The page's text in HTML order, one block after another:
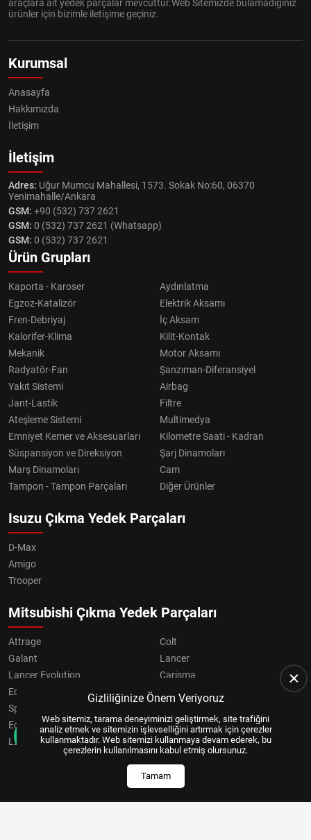
araçlara ait yedek parçalar mevcuttur.Web Sitemizde bulamadığınız
ürünler için bizimle iletişime geçiniz.
Kurumsal
Anasayfa
Hakkımızda
İletişim
İletişim
Adres: Uğur Mumcu Mahallesi, 1573. Sokak No:60, 06370
Yenimahalle/Ankara
GSM: +90 (532) 737 2621
GSM: 0 (532) 737 2621 (Whatsapp)
GSM: 0 (532) 737 2621
Ürün Grupları
Kaporta - Karoser
Aydınlatma
Egzoz-Katalizör
Elektrik Aksamı
Fren-Debriyaj
İç Aksam
Kalorifer-Klima
Kilit-Kontak
Mekanik
Motor Aksamı
Radyatör-Fan
Şanzıman-Diferansiyel
Yakıt Sistemi
Airbag
Jant-Lastik
Filtre
Ateşleme Sistemi
Multimedya
Emniyet Kemer ve Aksesuarları
Kilometre Saati - Kadran
Süspansiyon ve Direksiyon
Şarj Dinamoları
Marş Dinamoları
Cam
Tampon - Tampon Parçaları
Diğer Ürünler
Isuzu Çıkma Yedek Parçaları
D-Max
Amigo
Trooper
Mitsubishi Çıkma Yedek Parçaları
Attrage
Colt
Galant
Lancer
Lancer Evolution
Carisma
Eclipse
Grandis
Space Star
Eclipse Cross
OUTLANDER
L200
Pajero
Gizliliğinize Önem Veriyoruz
Web sitemiz, tarama deneyiminizi geliştirmek, site trafiğini
analiz etmek ve sitemizin işlevselliğini artırmak için çerezler
kullanmaktadır. Web sitemizi kullanmaya devam ederek, bu
çerezlerin kullanılmasını kabul etmiş olursunuz.
Tamam